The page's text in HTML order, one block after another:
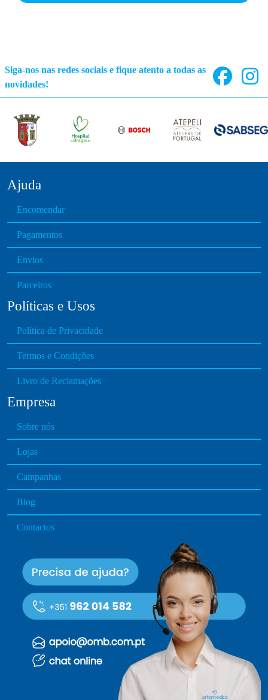
Siga-nos nas redes sociais e fique atento a todas as
novidades!
Ajuda
Encomendar
Pagamentos
Envios
Parceiros
Políticas e Usos
Política de Privacidade
Termos e Condições
Livro de Reclamações
Empresa
Sobre nós
Lojas
Campanhas
Blog
Contactos